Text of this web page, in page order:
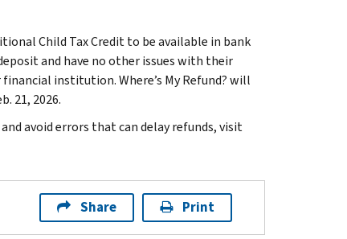
Child Tax Credit to be available in bank
and have no other issues with their
institution. Where’s My Refund? will
21, 2026.
and avoid errors that can delay refunds, visit
Share Print